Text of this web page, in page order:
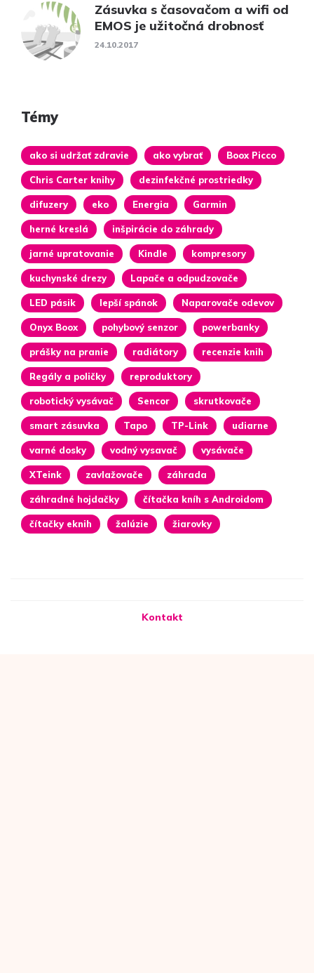
Zásuvka s časovačom a wifi od
EMOS je užitočná drobnosť
24.10.2017
Témy
ako si udržať zdravie ako vybrať Boox Picco
Chris Carter knihy dezinfekčné prostriedky
difuzery eko Energia Garmin
herné kreslá inšpirácie do záhrady
jarné upratovanie Kindle kompresory
kuchynské drezy Lapače a odpudzovače
LED pásik lepší spánok Naparovače odevov
Onyx Boox pohybový senzor powerbanky
prášky na pranie radiátory recenzie knih
Regály a poličky reproduktory
robotický vysávač Sencor skrutkovače
smart zásuvka Tapo TP-Link udiarne
varné dosky vodný vysavač vysávače
XTeink zavlažovače záhrada
záhradné hojdačky čítačka kníh s Androidom
čítačky eknih žalúzie žiarovky
Kontakt